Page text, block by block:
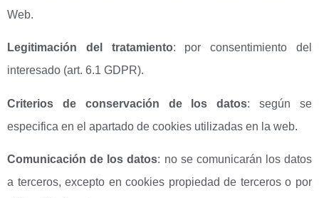
Web.
Legitimación del tratamiento: por consentimiento del
interesado (art. 6.1 GDPR).
Criterios de conservación de los datos: según se
especifica en el apartado de cookies utilizadas en la web.
Comunicación de los datos: no se comunicarán los datos
a terceros, excepto en cookies propiedad de terceros o por